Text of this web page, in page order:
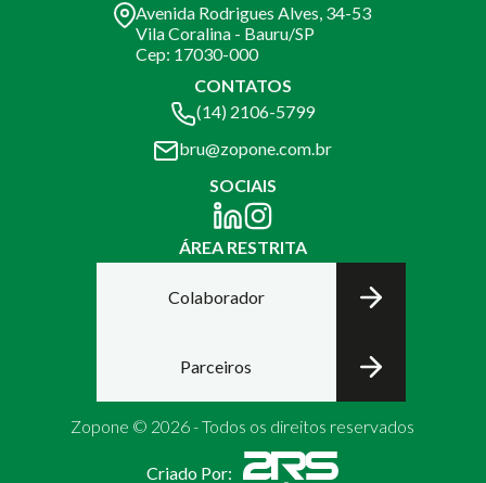
Avenida Rodrigues Alves, 34-53
Vila Coralina - Bauru/SP
Cep: 17030-000
CONTATOS
(14) 2106-5799
bru@zopone.com.br
SOCIAIS
ÁREA RESTRITA
Colaborador
Parceiros
Zopone © 2026 - Todos os direitos reservados
Criado Por: